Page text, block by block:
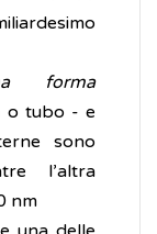
forma
o tubo - e
sono
l’altra
nm